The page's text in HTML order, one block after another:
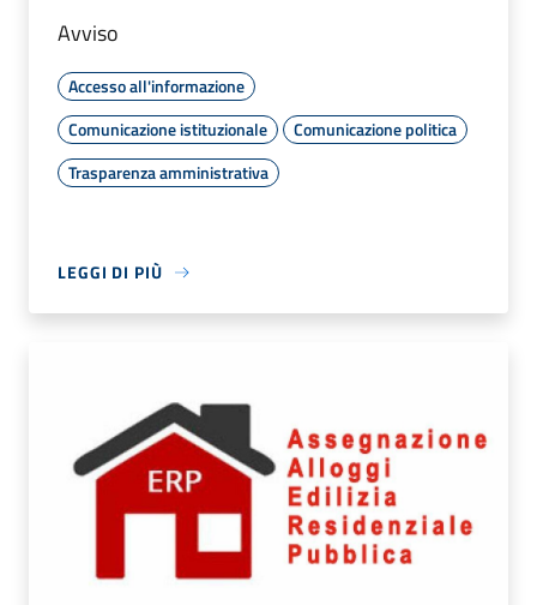
Avviso
Accesso all'informazione
Comunicazione istituzionale
Comunicazione politica
Trasparenza amministrativa
LEGGI DI PIÙ